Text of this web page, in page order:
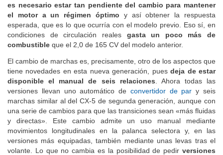
es necesario estar tan pendiente del cambio para mantener
el motor a un régimen óptimo y así obtener la respuesta
esperada, que es lo que ocurría con el modelo previo. Eso sí, en
condiciones de circulación reales gasta un poco más de
combustible que el 2,0 de 165 CV del modelo anterior.
El cambio de marchas es, precisamente, otro de los aspectos que
tiene novedades en esta nueva generación, puesdeja de estar
disponible el manual de seis relaciones. Ahora todas las
versiones llevan uno automático de convertidor de par y seis
marchas similar al del CX-5 de segunda generación, aunque con
una serie de cambios para que las transiciones sean «más fluidas
y directas». Este cambio admite un uso manual mediante
movimientos longitudinales en la palanca selectora y, en las
versiones más equipadas, también mediante unas levas tras el
volante. Lo que no cambia es la posibilidad de pedir versiones